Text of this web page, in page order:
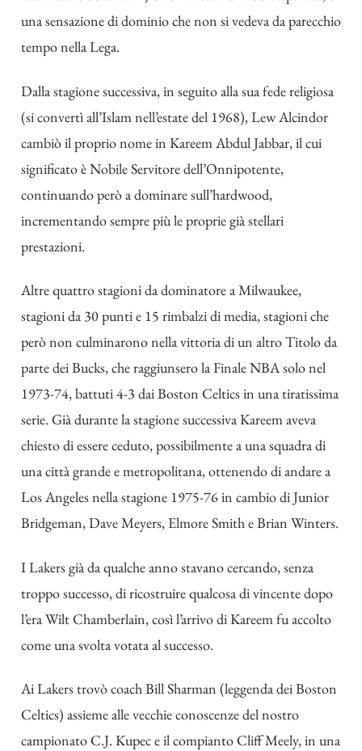
una sensazione di dominio che non si vedeva da parecchio
tempo nella Lega.
Dalla stagione successiva, in seguito alla sua fede religiosa
(si convertì all’Islam nell’estate del 1968), Lew Alcindor
cambiò il proprio nome in Kareem Abdul Jabbar, il cui
significato è Nobile Servitore dell’Onnipotente,
continuando però a dominare sull’hardwood,
incrementando sempre più le proprie già stellari
prestazioni.
Altre quattro stagioni da dominatore a Milwaukee,
stagioni da 30 punti e 15 rimbalzi di media, stagioni che
però non culminarono nella vittoria di un altro Titolo da
parte dei Bucks, che raggiunsero la Finale NBA solo nel
1973-74, battuti 4-3 dai Boston Celtics in una tiratissima
serie. Già durante la stagione successiva Kareem aveva
chiesto di essere ceduto, possibilmente a una squadra di
una città grande e metropolitana, ottenendo di andare a
Los Angeles nella stagione 1975-76 in cambio di Junior
Bridgeman, Dave Meyers, Elmore Smith e Brian Winters.
I Lakers già da qualche anno stavano cercando, senza
troppo successo, di ricostruire qualcosa di vincente dopo
l’era Wilt Chamberlain, così l’arrivo di Kareem fu accolto
come una svolta votata al successo.
Ai Lakers trovò coach Bill Sharman (leggenda dei Boston
Celtics) assieme alle vecchie conoscenze del nostro
campionato C.J. Kupec e il compianto Cliff Meely, in una